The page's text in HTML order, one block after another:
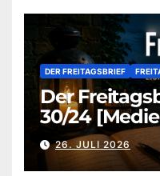
DER FREITAGSBRIEF
Der
30/24
26. JULI 2026